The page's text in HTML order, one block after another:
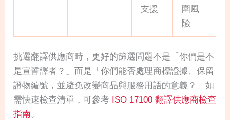
支援
圍風
險
挑選翻譯供應商時，更好的篩選問題不是「你們是不
是宣誓譯者？」而是「你們能否處理商標證據、保留
證物編號，並避免改變商品與服務用語的意義？」如
需快速檢查清單，可參考 ISO 17100 翻譯供應商檢查
指南。